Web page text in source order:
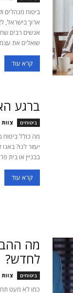
ביטוח מנהלים
ארוך בישראל,
אנשים רבים
שואלים את
קרא עוד
ברגע
ביטוחים
מה כולל ביטוח
יעזור לנו?
בבניין או בית
קרא עוד
מה
לחדש?
ביטוחים
כמו לא מעט